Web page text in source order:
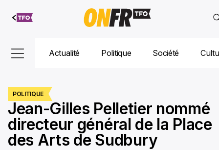
Aller au
contenu
Actualité Politique Société
POLITIQUE
Jean-Gilles Pelletier nommé
directeur général de la Place
des Arts de Sudbury